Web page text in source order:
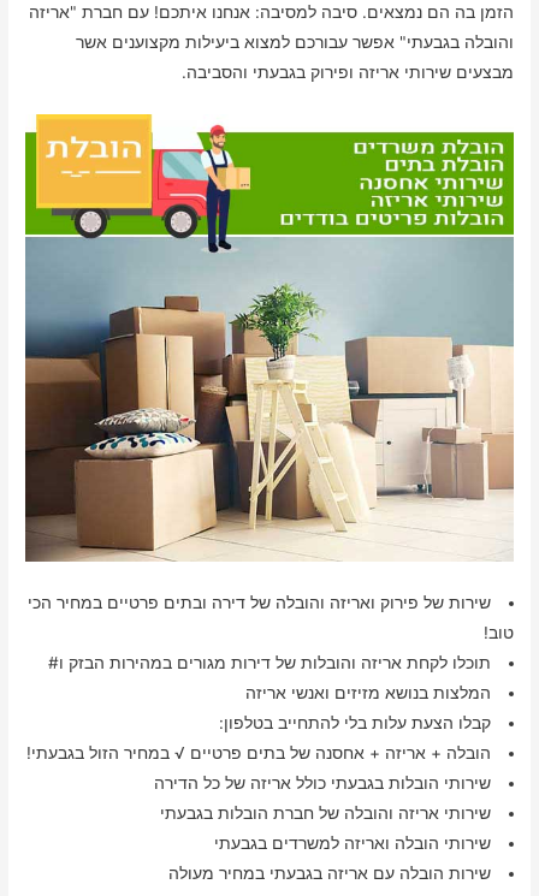
הזמן בה הם נמצאים. סיבה למסיבה: אנחנו איתכם! עם חברת "אריזה
והובלה בגבעתי" אפשר עבורכם למצוא ביעילות מקצוענים אשר
מבצעים שירותי אריזה ופירוק בגבעתי והסביבה.
שירות של פירוק ואריזה והובלה של דירה ובתים פרטיים במחיר הכי
טוב!
תוכלו לקחת אריזה והובלות של דירות מגורים במהירות הבזק ו#
המלצות בנושא מזיזים ואנשי אריזה
קבלו הצעת עלות בלי להתחייב בטלפון:
הובלה + אריזה + אחסנה של בתים פרטיים √ במחיר הזול בגבעתי!
שירותי הובלות בגבעתי כולל אריזה של כל הדירה
שירותי אריזה והובלה של חברת הובלות בגבעתי
שירותי הובלה ואריזה למשרדים בגבעתי
שירות הובלה עם אריזה בגבעתי במחיר מעולה